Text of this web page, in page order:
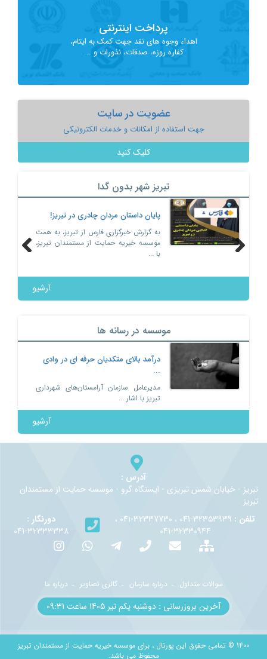
پرداخت اینترنتی
اهداء وجوه های نقد جهت کمک به ایتام،
کفاره روزه، صدقات، نذورات و ...
عضویت در سایت
جهت استفاده از امکانات و خدمات الکترونیکی
کلیک کنید
تبریز شهر بدون گدا
پایان داستان مردان چادری در تبریز!
به گزارش خبرگزاری فارس از تبریز، به همت
موسسه خیریه حمایت از مستمندان تبریز،
با ...
آرشیو
موسسه در رسانه ها
درآمد بالای متکدیان حرفه ای در وادی
...
مدیرعامل سازمان آرامستان‌های شهرداری
تبریز با اشار ...
آرشیو
آدرس :
تبريز - خيابان شمس تبريزي - ايستگاه گرو - موسسه حمايت از مستمندان
تبريز
تلفن :
32353939-041 ، 32337730-041 ،
32330944-041
دورنگار :
32333338-041
سوالات متداول درباره سازمان گالری تصاویر درباره ما
آخرین بروزرسانی : دوشنبه یکم تير 1405 ساعت 09:31
1400 © تمامی حقوق این پورتال ، برای موسسه خیریه حمایت از مستمندان تبریز
محفوظ می باشد.